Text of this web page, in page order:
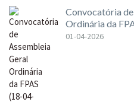
Convocatória
Ordinária da
01-04-2026